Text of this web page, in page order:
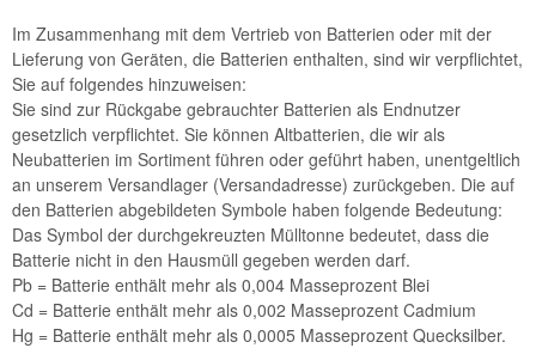
Im Zusammenhang mit dem Vertrieb von Batterien oder mit der
Lieferung von Geräten, die Batterien enthalten, sind wir verpflichtet,
Sie auf folgendes hinzuweisen:
Sie sind zur Rückgabe gebrauchter Batterien als Endnutzer
gesetzlich verpflichtet. Sie können Altbatterien, die wir als
Neubatterien im Sortiment führen oder geführt haben, unentgeltlich
an unserem Versandlager (Versandadresse) zurückgeben. Die auf
den Batterien abgebildeten Symbole haben folgende Bedeutung:
Das Symbol der durchgekreuzten Mülltonne bedeutet, dass die
Batterie nicht in den Hausmüll gegeben werden darf.
Pb = Batterie enthält mehr als 0,004 Masseprozent Blei
Cd = Batterie enthält mehr als 0,002 Masseprozent Cadmium
Hg = Batterie enthält mehr als 0,0005 Masseprozent Quecksilber.